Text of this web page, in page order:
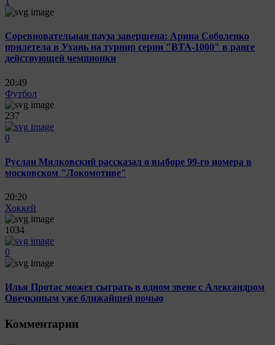
Соревновательная пауза завершена: Арина Соболенко
прилетела в Ухань на турнир серии "ВТА-1000" в ранге
действующей чемпионки
20:49
Футбол
237
0
Руслан Мялковский рассказал о выборе 99-го номера в
московском "Локомотиве"
20:20
Хоккей
1034
0
Илья Протас может сыграть в одном звене с Александром
Овечкиным уже ближайшей ночью
Комментарии